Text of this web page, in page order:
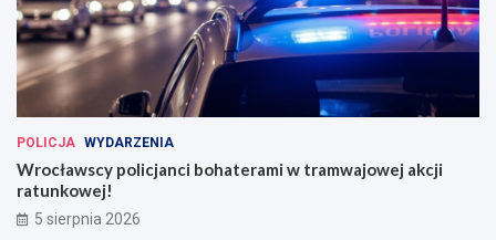
POLICJA WYDARZENIA
Wrocławscy policjanci bohaterami w tramwajowej akcji
ratunkowej!
5 sierpnia 2026